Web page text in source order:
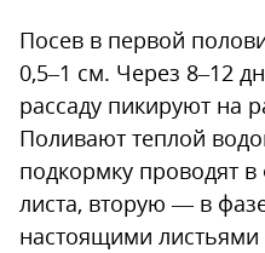
Посев в первой
0,5–1 см. Через 8–12
рассаду пикируют на
Поливают теплой
подкормку проводят
листа, вторую — в
настоящими